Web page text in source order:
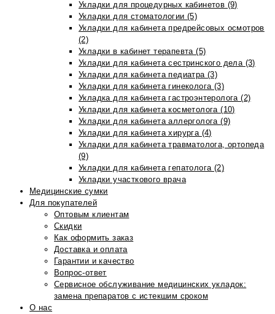
Укладки для процедурных кабинетов (9)
Укладки для стоматологии (5)
Укладки для кабинета предрейсовых осмотров
(2)
Укладки в кабинет терапевта (5)
Укладки для кабинета сестринского дела (3)
Укладки для кабинета педиатра (3)
Укладки для кабинета гинеколога (3)
Укладка для кабинета гастроэнтеролога (2)
Укладки для кабинета косметолога (10)
Укладки для кабинета аллерголога (9)
Укладки для кабинета хирурга (4)
Укладки для кабинета травматолога, ортопеда
(9)
Укладки для кабинета гепатолога (2)
Укладки участкового врача
Медицинские сумки
Для покупателей
Оптовым клиентам
Скидки
Как оформить заказ
Доставка и оплата
Гарантии и качество
Вопрос-ответ
Сервисное обслуживание медицинских укладок:
замена препаратов с истекшим сроком
О нас